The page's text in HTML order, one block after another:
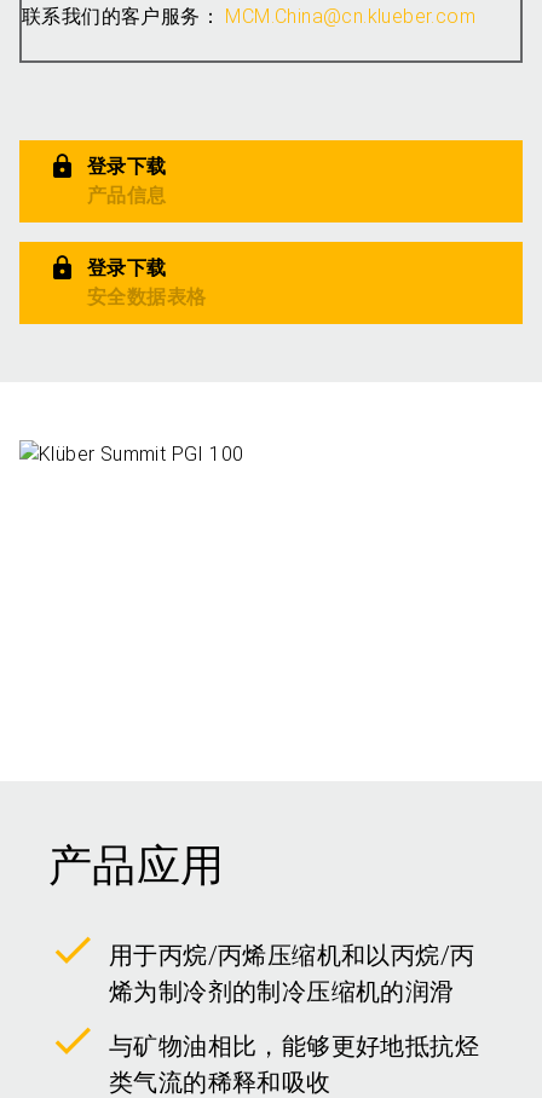
联系我们的客户服务： MCM.China@cn.klueber.com
登录下载
产品信息
登录下载
安全数据表格
产品应用
用于丙烷/丙烯压缩机和以丙烷/丙
烯为制冷剂的制冷压缩机的润滑
与矿物油相比，能够更好地抵抗烃
类气流的稀释和吸收